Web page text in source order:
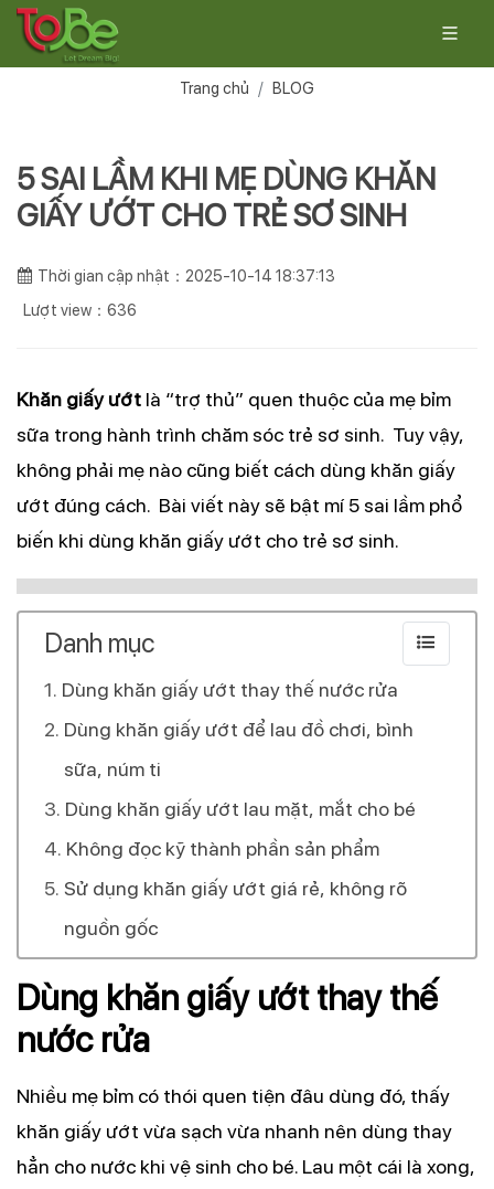
Trang chủ BLOG
5 SAI LẦM KHI MẸ DÙNG KHĂN
GIẤY ƯỚT CHO TRẺ SƠ SINH
Thời gian cập nhật：2025-10-14 18:37:13
Lượt view：636
Khăn giấy ướt là “trợ thủ” quen thuộc của mẹ bỉm
sữa trong hành trình chăm sóc trẻ sơ sinh. Tuy vậy,
không phải mẹ nào cũng biết cách dùng khăn giấy
ướt đúng cách. Bài viết này sẽ bật mí 5 sai lầm phổ
biến khi dùng khăn giấy ướt cho trẻ sơ sinh.
Danh mục
Dùng khăn giấy ướt thay thế nước rửa
Dùng khăn giấy ướt để lau đồ chơi, bình
sữa, núm ti
Dùng khăn giấy ướt lau mặt, mắt cho bé
Không đọc kỹ thành phần sản phẩm
Sử dụng khăn giấy ướt giá rẻ, không rõ
nguồn gốc
Dùng khăn giấy ướt thay thế
nước rửa
Nhiều mẹ bỉm có thói quen tiện đâu dùng đó, thấy
khăn giấy ướt vừa sạch vừa nhanh nên dùng thay
hẳn cho nước khi vệ sinh cho bé. Lau một cái là xong,